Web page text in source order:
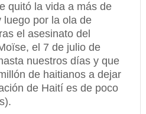
quitó la vida a más de
luego por la ola de
el asesinato del
el 7 de julio de
nuestros días y que
de haitianos a dejar
de Haití es de poco